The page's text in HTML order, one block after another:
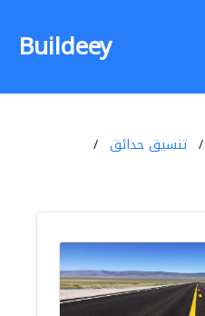
Buildeey
تنسيق حدائق